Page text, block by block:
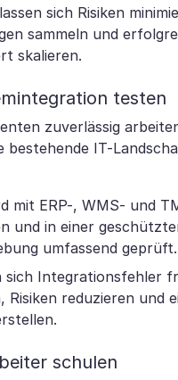
sich Risiken
sammeln und
skalieren.
testen
zuverlässig
bestehende IT-
mit ERP-, WMS- und
und in einer
umfassend geprüft.
sich Integrationsfehler
Risiken reduzieren und
schulen